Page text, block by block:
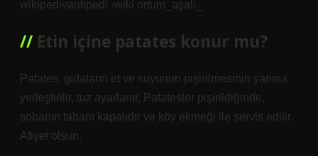
wikipedivantipedi ›wiki ortum_aşalı_
Etin içine patates konur mu?
Patates, gıdaların et ve suyunun pişirilmesinin yanına
yerleştirilir, tuz ayarlanır. Patatesler pişirildiğinde,
sobanın tabanı kapalıdır ve köy ekmeği ile servis edilir.
Afiyet olsun.